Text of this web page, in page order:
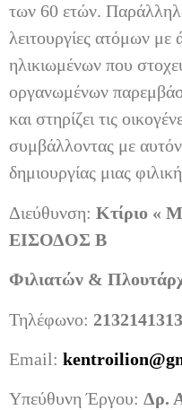
των 60 ετών. Παράλληλα
λειτουργίες ατόμων με
ηλικιωμένων που
οργανωμένων
και στηρίζει τις
συμβάλλοντας με
δημιουργίας μιας
Διεύθυνση: Κτίριο
ΕΙΣΟΔΟΣ Β
Φιλιατών &
Τηλέφωνο: 2132141313
Email: kentroilion@
Υπεύθυνη Έργου: Δρ.